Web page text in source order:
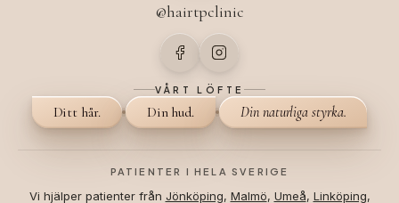
@hairtpclinic
VÅRT LÖFTE
Ditt hår. Din hud. Din naturliga styrka.
PATIENTER I HELA SVERIGE
Vi hjälper patienter från Jönköping, Malmö, Umeå, Linköping,